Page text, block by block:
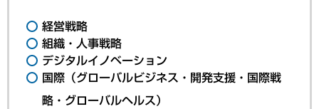
経営戦略
組織・人事戦略
デジタルイノベーション
国際（グローバルビジネス・開発支援・国際戦
略・グローバルヘルス）